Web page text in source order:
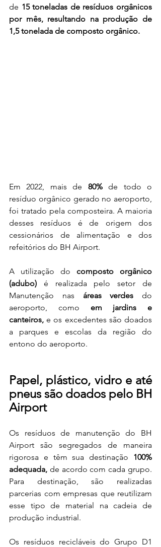
de 15 toneladas de resíduos orgânicos
por mês, resultando na produção de
1,5 tonelada de composto orgânico.
Em 2022, mais de 80% de todo o
resíduo orgânico gerado no aeroporto,
foi tratado pela composteira. A maioria
desses resíduos é de origem dos
cessionários de alimentação e dos
refeitórios do BH Airport.
A utilização do composto orgânico
(adubo) é realizada pelo setor de
Manutenção nas áreas verdes do
aeroporto, como em jardins e
canteiros, e os excedentes são doados
a parques e escolas da região do
entono do aeroporto.
Papel, plástico, vidro e até
pneus são doados pelo BH
Airport
Os resíduos de manutenção do BH
Airport são segregados de maneira
rigorosa e têm sua destinação 100%
adequada, de acordo com cada grupo.
Para destinação, são realizadas
parcerias com empresas que reutilizam
esse tipo de material na cadeia de
produção industrial.
Os resíduos recicláveis do Grupo D1